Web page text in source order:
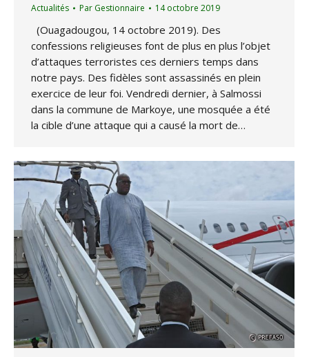
Actualités Par Gestionnaire 14 octobre 2019
(Ouagadougou, 14 octobre 2019). Des
confessions religieuses font de plus en plus l’objet
d’attaques terroristes ces derniers temps dans
notre pays. Des fidèles sont assassinés en plein
exercice de leur foi. Vendredi dernier, à Salmossi
dans la commune de Markoye, une mosquée a été
la cible d’une attaque qui a causé la mort de…